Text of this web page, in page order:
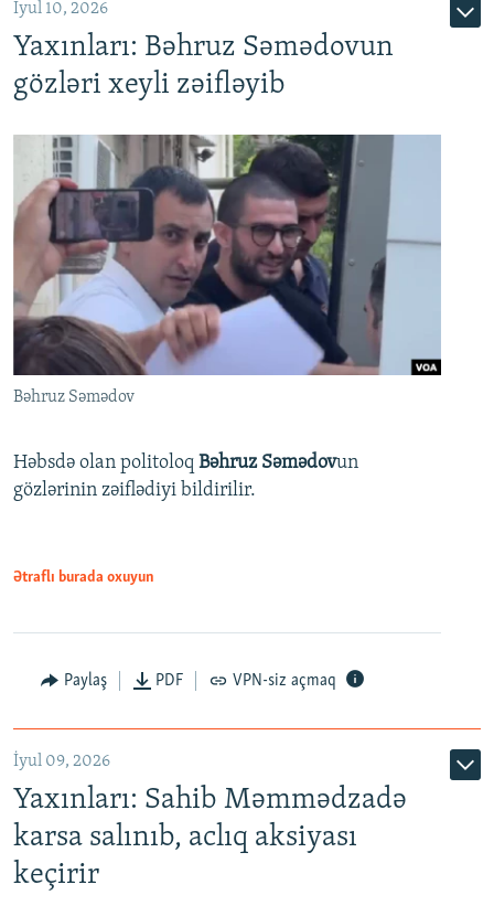
İyul 10, 2026
Yaxınları: Bəhruz Səmədovun
gözləri xeyli zəifləyib
Bəhruz Səmədov
Həbsdə olan politoloq Bəhruz Səmədovun
gözlərinin zəiflədiyi bildirilir.
Ətraflı burada oxuyun
Paylaş PDF VPN-siz açmaq
İyul 09, 2026
Yaxınları: Sahib Məmmədzadə
karsa salınıb, aclıq aksiyası
keçirir